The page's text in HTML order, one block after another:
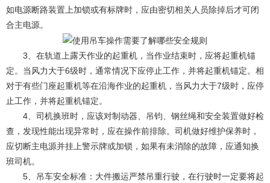
如电源断路装置上加锁或有标牌时，应由密切相关人员除掉后才可闭
合主电源。
3、在轨道上露天作业的起重机，当作业结束时，应将起重机锚
定。当风力大于6级时，通常情况下应停止工作，并将起重机锚定。相
对于有些门座起重机等在沿海作业的起重机，当风力大于7级时，应停
止工作，并将起重机锚定。
4、司机换班时，应该对制动器、吊钧、钢丝绳和安全装置做好检
查，发现性能出现异常时，应在操作前排除。司机做好维护保养时，
应切断主电源并挂上警示牌或加锁，如果有未消除的故障，应通知换
班司机。
5、吊车安全标准：大件搬运严禁吊重行驶，在行驶时一定要将起